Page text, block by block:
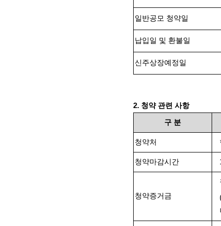
일반공모 청약일
납입일 및 환불일
신주상장예정일
2. 청약 관련 사항
구 분
청약처
청약마감시간
청약증거금